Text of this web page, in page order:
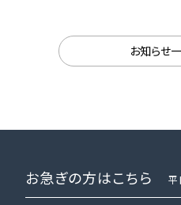
お知らせ
お急ぎの方はこちら